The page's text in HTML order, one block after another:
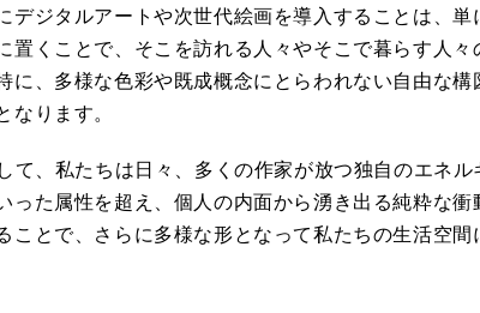
ジタルアートや次世代絵画を導入することは、単
くことで、そこを訪れる人々やそこで暮らす人
、多様な色彩や既成概念にとらわれない自由な構
ります。
、私たちは日々、多くの作家が放つ独自のエネ
た属性を超え、個人の内面から湧き出る純粋な
とで、さらに多様な形となって私たちの生活空